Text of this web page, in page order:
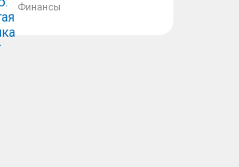
Финансы